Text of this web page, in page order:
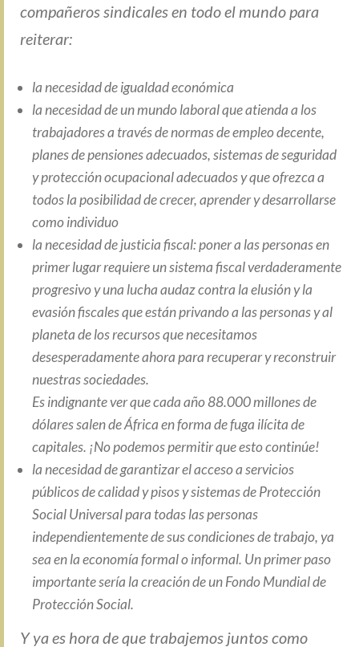
compañeros sindicales en todo el mundo para
reiterar:
la necesidad de igualdad económica
la necesidad de un mundo laboral que atienda a los
trabajadores a través de normas de empleo decente,
planes de pensiones adecuados, sistemas de seguridad
y protección ocupacional adecuados y que ofrezca a
todos la posibilidad de crecer, aprender y desarrollarse
como individuo
la necesidad de justicia fiscal: poner a las personas en
primer lugar requiere un sistema fiscal verdaderamente
progresivo y una lucha audaz contra la elusión y la
evasión fiscales que están privando a las personas y al
planeta de los recursos que necesitamos
desesperadamente ahora para recuperar y reconstruir
nuestras sociedades.
Es indignante ver que cada año 88.000 millones de
dólares salen de África en forma de fuga ilícita de
capitales. ¡No podemos permitir que esto continúe!
la necesidad de garantizar el acceso a servicios
públicos de calidad y pisos y sistemas de Protección
Social Universal para todas las personas
independientemente de sus condiciones de trabajo, ya
sea en la economía formal o informal. Un primer paso
importante sería la creación de un Fondo Mundial de
Protección Social.
Y ya es hora de que trabajemos juntos como